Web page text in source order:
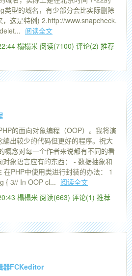
型的域名，有少部分会比实际删除
，这是特例) 2.http://www.snapcheck.
阅读全文
榻榻米 阅读(7100) 评论(2) 推荐
的面向对象编程（OOP）。我将演
出较少的代码但更好的程序。祝大
概念对每一个作者来说都有不同的看
象语言应有的东西： - 数据抽象和
PHP中使用类进行封装的办法： 1
{ 3// In OOP cl... 阅读全文
榻榻米 阅读(663) 评论(1) 推荐
器FCKeditor